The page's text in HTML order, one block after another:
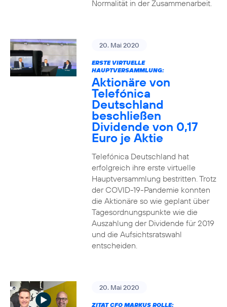
Normalität in der Zusammenarbeit.
20. Mai 2020
ERSTE VIRTUELLE
HAUPTVERSAMMLUNG:
Aktionäre von
Telefónica
Deutschland
beschließen
Dividende von 0,17
Euro je Aktie
Telefónica Deutschland hat
erfolgreich ihre erste virtuelle
Hauptversammlung bestritten. Trotz
der COVID-19-Pandemie konnten
die Aktionäre so wie geplant über
Tagesordnungspunkte wie die
Auszahlung der Dividende für 2019
und die Aufsichtsratswahl
entscheiden.
20. Mai 2020
ZITAT CFO MARKUS ROLLE: